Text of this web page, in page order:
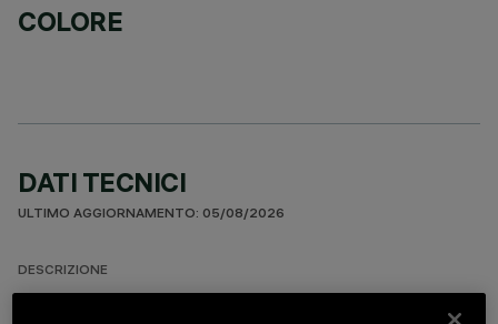
COLORE
DATI TECNICI
ULTIMO AGGIORNAMENTO: 05/08/2026
DESCRIZIONE
Apparecchio miniaturizzato ad incasso lineare Minimal a 10